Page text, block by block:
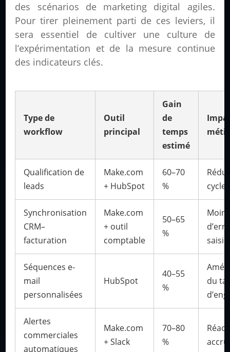
des scénarios de marketing digital agiles.
Pour tirer pleinement parti de ces leviers, il
sera essentiel de cultiver une culture de
l’expérimentation et de la mesure continue
des indicateurs clés.
Type de
workflow
Outil
principal
Gain
de
temps
estimé
Qualification de
leads
Make.com
+ HubSpot
60–70
%
cycle
Synchronisation
CRM–
facturation
Make.com
+ outil
comptable
50–65
%
saisie
Séquences e-
mail
personnalisées
HubSpot
40–55
%
du
Alertes
commerciales
automatiques
Make.com
+ Slack
70–80
%